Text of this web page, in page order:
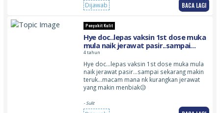
Dijawab BACA LAGI
Penyakit Kulit
Hye doc..lepas vaksin 1st dose muka
mula naik jerawat pasir..sampai
sekarang makin teruk..macam mana
nk kurangkan jerawat yang makin
membiak:disappointed_relieved:
4 tahun
Hye doc…lepas vaksin 1st dose muka mula
naik jerawat pasir…sampai sekarang makin
teruk…macam mana nk kurangkan jerawat
yang makin menbiak😥
- Sulit